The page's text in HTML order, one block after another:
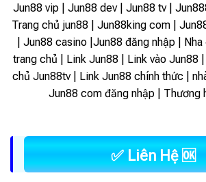
Jun88 vip | Jun88 dev | Jun88 tv |
Trang chủ jun88 | Jun88king com |
| Jun88 casino |Jun88 đăng nhập |
trang chủ | Link Jun88 | Link vào Jun88 |
chủ Jun88tv | Link Jun88 chính thức |
Jun88 com đăng nhập | Thương
✅ Liên Hệ 🆗